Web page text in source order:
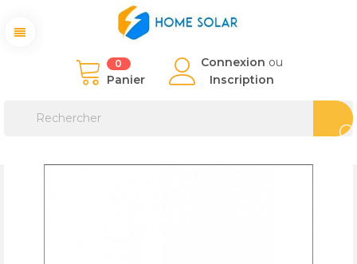
0
Panier
Connexion ou
Inscription